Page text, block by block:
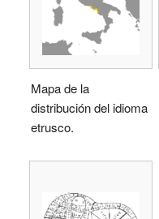
Mapa de la
distribución del idioma
etrusco.